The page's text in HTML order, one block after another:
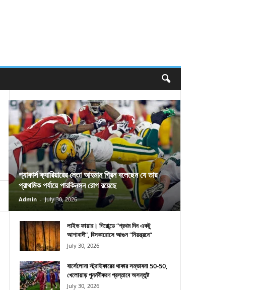
প্যাকার্স ক্যারিয়ারের নেতা আহমান গ্রিন বলেছেন যে তার
প্রাথমিক পর্যায়ে পারকিনসন রোগ রয়েছে
Admin - July 30, 2026
লাইভ ফায়ার। গিরোন্ডে “প্রথম দিন একটু
আশাবাদী”, বিসকারোসে আগুন “নিয়ন্ত্রনে”
July 30, 2026
বার্সেলোনা স্ট্রাইকারের থাকার সম্ভাবনা 50-50,
খেলোয়াড় পুনর্নবীকরণ প্রস্তাবে অসন্তুষ্ট
July 30, 2026